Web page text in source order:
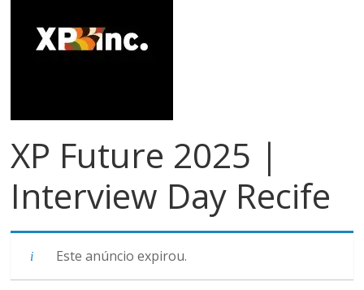
pagamentos
XP Future 2025 |
Interview Day Recife
Este anúncio expirou.